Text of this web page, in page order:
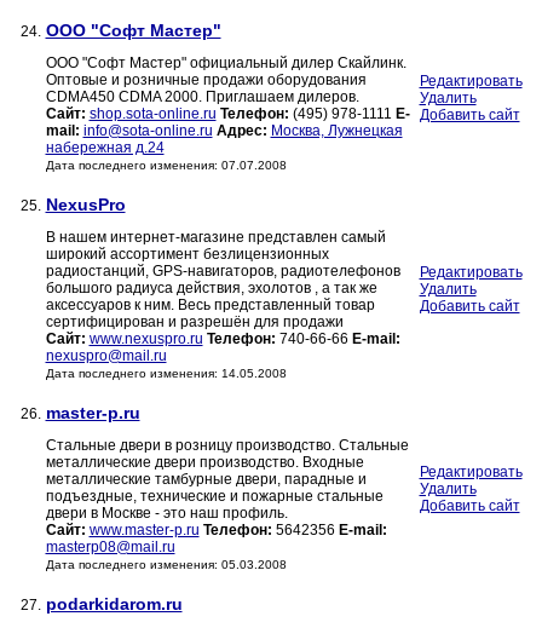
24. ООО "Софт Мастер"
ООО "Софт Мастер" официальный дилер Скайлинк.
Оптовые и розничные продажи оборудования
CDMA450 CDMA 2000. Приглашаем дилеров.
Сайт: shop.sota-online.ru Телефон: (495) 978-1111 E-
mail: info@sota-online.ru Адрес: Москва, Лужнецкая
набережная д.24
Дата последнего изменения: 07.07.2008
Редактировать
Удалить
Добавить сайт
25. NexusPro
В нашем интернет-магазине представлен самый
широкий ассортимент безлицензионных
радиостанций, GPS-навигаторов, радиотелефонов
большого радиуса действия, эхолотов , а так же
аксессуаров к ним. Весь представленный товар
сертифицирован и разрешён для продажи
Сайт: www.nexuspro.ru Телефон: 740-66-66 E-mail:
nexuspro@mail.ru
Дата последнего изменения: 14.05.2008
Редактировать
Удалить
Добавить сайт
26. master-p.ru
Стальные двери в розницу производство. Стальные
металлические двери производство. Входные
металлические тамбурные двери, парадные и
подъездные, технические и пожарные стальные
двери в Москве - это наш профиль.
Сайт: www.master-p.ru Телефон: 5642356 E-mail:
masterp08@mail.ru
Дата последнего изменения: 05.03.2008
Редактировать
Удалить
Добавить сайт
27. podarkidarom.ru